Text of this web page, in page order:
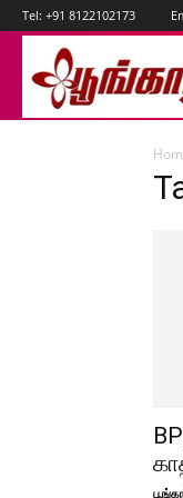
Tel: +91 8122102173